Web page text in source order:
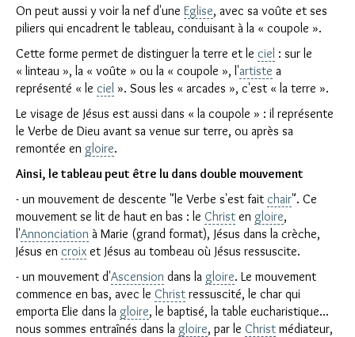
On peut aussi y voir la nef d'une Eglise, avec sa voûte et ses
piliers qui encadrent le tableau, conduisant à la « coupole ».
Cette forme permet de distinguer la terre et le ciel : sur le
« linteau », la « voûte » ou la « coupole », l'artiste a
représenté « le ciel ». Sous les « arcades », c'est « la terre ».
Le visage de Jésus est aussi dans « la coupole » : il représente
le Verbe de Dieu avant sa venue sur terre, ou après sa
remontée en gloire.
Ainsi, le tableau peut être lu dans double mouvement
- un mouvement de descente "le Verbe s'est fait chair". Ce
mouvement se lit de haut en bas : le Christ en gloire,
l'Annonciation à Marie (grand format), Jésus dans la crèche,
Jésus en croix et Jésus au tombeau où Jésus ressuscite.
- un mouvement d'Ascension dans la gloire. Le mouvement
commence en bas, avec le Christ ressuscité, le char qui
emporta Elie dans la gloire, le baptisé, la table eucharistique...
nous sommes entraînés dans la gloire, par le Christ médiateur,